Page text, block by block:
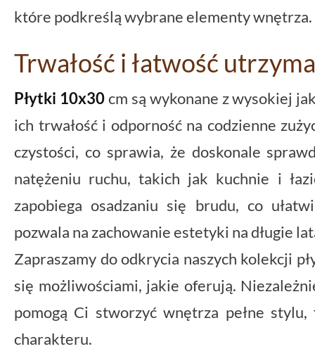
które podkreślą wybrane elementy wnętrza.
Trwałość i łatwość
Płytki 10x30cm są wykonane z wysokiej
ich trwałość i odporność na codzienne
czystości, co sprawia, że doskonale
natężeniu ruchu, takich jak kuchnie i
zapobiega osadzaniu się brudu, co
pozwala na zachowanie estetyki na długie
Zapraszamy do odkrycia naszych kolekcji
się możliwościami, jakie oferują.
pomogą Ci stworzyć wnętrza pełne
charakteru.